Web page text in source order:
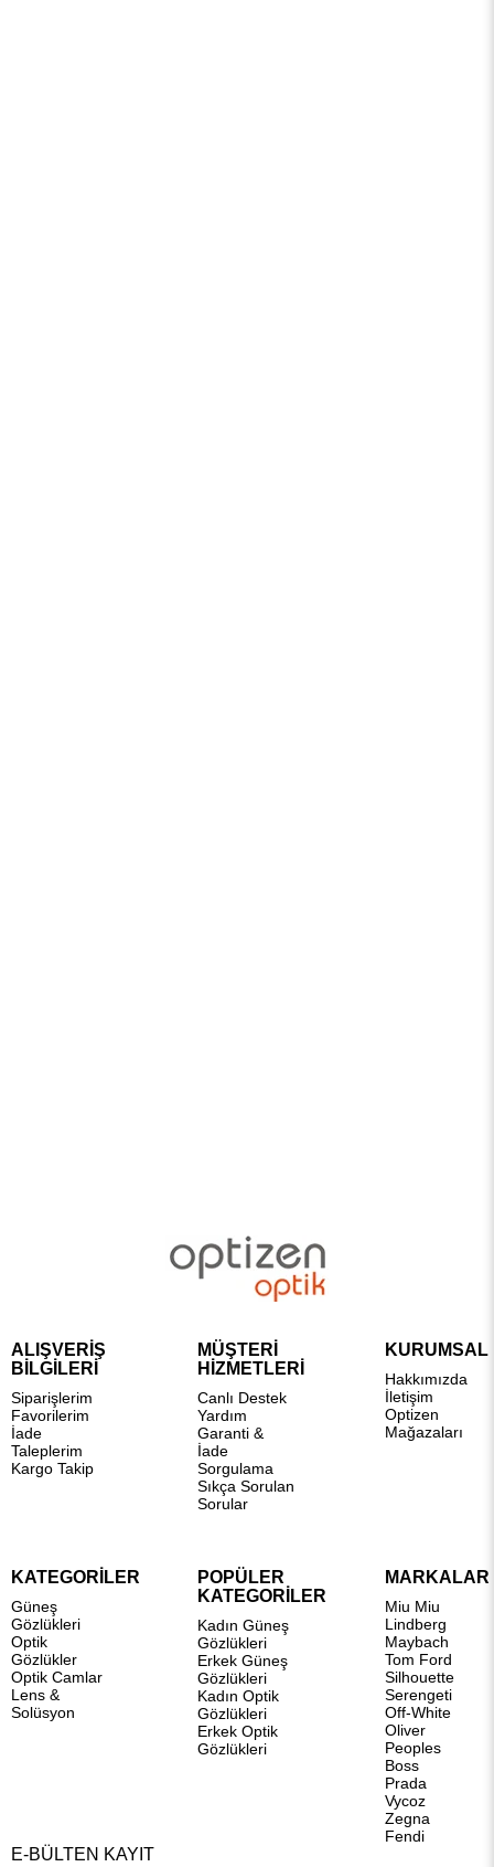
ALIŞVERİŞ
BİLGİLERİ
Siparişlerim
Favorilerim
İade
Taleplerim
Kargo Takip
MÜŞTERİ
HİZMETLERİ
Canlı Destek
Yardım
Garanti &
İade
Sorgulama
Sıkça Sorulan
Sorular
KURUMSAL
Hakkımızda
İletişim
Optizen
Mağazaları
KATEGORİLER
Güneş
Gözlükleri
Optik
Gözlükler
Optik Camlar
Lens &
Solüsyon
POPÜLER
KATEGORİLER
Kadın Güneş
Gözlükleri
Erkek Güneş
Gözlükleri
Kadın Optik
Gözlükleri
Erkek Optik
Gözlükleri
MARKALAR
Miu Miu
Lindberg
Maybach
Tom Ford
Silhouette
Serengeti
Off-White
Oliver
Peoples
Boss
Prada
Vycoz
Zegna
Fendi
E-BÜLTEN KAYIT